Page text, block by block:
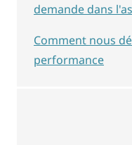
demande dans
Comment nous
performance